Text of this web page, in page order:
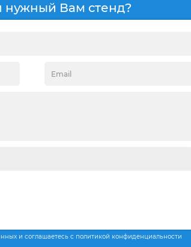
Вам стенд?
и соглашаетесь с политикой конфиденциальности